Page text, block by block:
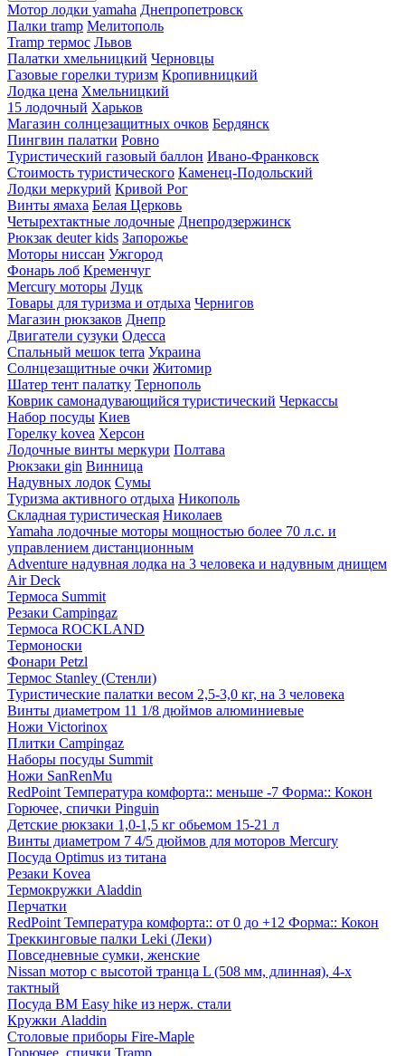
Мотор лодки yamaha Днепропетровск
Палки tramp Мелитополь
Tramp термос Львов
Палатки хмельницкий Черновцы
Газовые горелки туризм Кропивницкий
Лодка цена Хмельницкий
15 лодочный Харьков
Магазин солнцезащитных очков Бердянск
Пингвин палатки Ровно
Туристический газовый баллон Ивано-Франковск
Стоимость туристического Каменец-Подольский
Лодки меркурий Кривой Рог
Винты ямаха Белая Церковь
Четырехтактные лодочные Днепродзержинск
Рюкзак deuter kids Запорожье
Моторы ниссан Ужгород
Фонарь лоб Кременчуг
Mercury моторы Луцк
Товары для туризма и отдыха Чернигов
Магазин рюкзаков Днепр
Двигатели сузуки Одесса
Спальный мешок terra Украина
Солнцезащитные очки Житомир
Шатер тент палатку Тернополь
Коврик самонадувающийся туристический Черкассы
Набор посуды Киев
Горелку kovea Херсон
Лодочные винты меркури Полтава
Рюкзаки gin Винница
Надувных лодок Сумы
Туризма активного отдыха Никополь
Складная туристическая Николаев
Yamaha лодочные моторы мощностью более 70 л.с. и
управлением дистанционным
Adventure надувная лодка на 3 человека и надувным днищем
Air Deck
Термоса Summit
Резаки Campingaz
Термоса ROCKLAND
Термоноски
Фонари Petzl
Термос Stanley (Стенли)
Туристические палатки весом 2,5-3,0 кг, на 3 человека
Винты диаметром 11 1/8 дюймов алюминиевые
Ножи Victorinox
Плитки Campingaz
Наборы посуды Summit
Ножи SanRenMu
RedPoint Температура комфорта:: меньше -7 Форма:: Кокон
Горючее, спички Pinguin
Детские рюкзаки 1,0-1,5 кг обьемом 15-21 л
Винты диаметром 7 4/5 дюймов для моторов Mercury
Посуда Optimus из титана
Резаки Kovea
Термокружки Aladdin
Перчатки
RedPoint Температура комфорта:: от 0 до +12 Форма:: Кокон
Треккинговые палки Leki (Леки)
Повседневные сумки, женские
Nissan мотор с высотой транца L (508 мм, длинная), 4-х
тактный
Посуда BM Easy hike из нерж. стали
Кружки Aladdin
Столовые приборы Fire-Maple
Горючее, спички Tramp